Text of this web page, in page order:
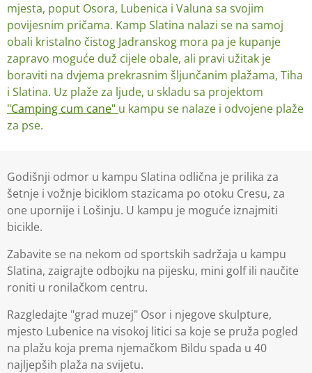
mjesta, poput Osora, Lubenica i Valuna sa svojim
povijesnim pričama. Kamp Slatina nalazi se na samoj
obali kristalno čistog Jadranskog mora pa je kupanje
zapravo moguće duž cijele obale, ali pravi užitak je
boraviti na dvjema prekrasnim šljunčanim plažama, Tiha
i Slatina. Uz plaže za ljude, u skladu sa projektom
"Camping cum cane" u kampu se nalaze i odvojene plaže
za pse.
Godišnji odmor u kampu Slatina odlična je prilika za
šetnje i vožnje biciklom stazicama po otoku Cresu, za
one upornije i Lošinju. U kampu je moguće iznajmiti
bicikle.
Zabavite se na nekom od sportskih sadržaja u kampu
Slatina, zaigrajte odbojku na pijesku, mini golf ili naučite
roniti u ronilačkom centru.
Razgledajte "grad muzej" Osor i njegove skulpture,
mjesto Lubenice na visokoj litici sa koje se pruža pogled
na plažu koja prema njemačkom Bildu spada u 40
najljepših plaža na svijetu.